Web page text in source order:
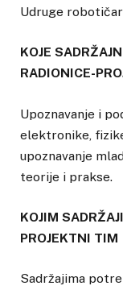
Udruge
KOJE
RADIONICE-
Upoznavanje i
elektronike,
upoznavanje
teorije i prakse.
KOJIM
PROJEKTNI TIM
Sadržajima